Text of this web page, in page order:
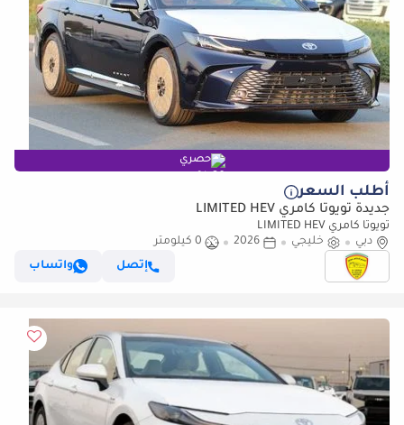
حصري
أطلب السعر
جديدة تويوتا كامري LIMITED HEV
تويوتا كامري LIMITED HEV
دبي
خليجي 2026
0 كيلومتر
إتصل
واتساب